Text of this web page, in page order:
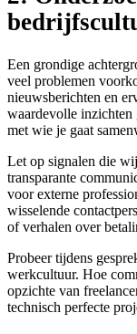
Een grondige
veel problemen
nieuwsberichten en
waardevolle inzichten
met wie je gaat
Let op signalen die
transparante
voor externe
wisselende
of verhalen over
Probeer tijdens
werkcultuur. Hoe
opzichte van
technisch perfecte